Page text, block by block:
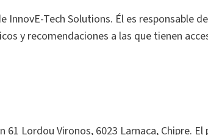
Tech Solutions. Él es responsable
y recomendaciones a las que tienen
Lordou Vironos, 6023 Larnaca, Chipre.